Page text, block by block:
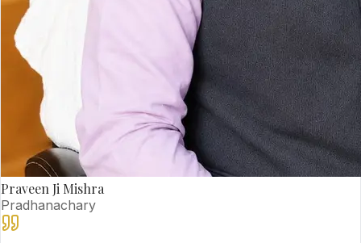
Praveen Ji Mishra
Pradhanachary